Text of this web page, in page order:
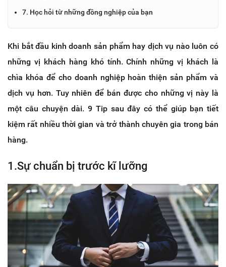
7. Học hỏi từ những đồng nghiệp của bạn
Khi bắt đầu kinh doanh sản phẩm hay dịch vụ nào luôn có
những vị khách hàng khó tính. Chính những vị khách là
chìa khóa để cho doanh nghiệp hoàn thiện sản phẩm và
dịch vụ hơn. Tuy nhiên để bán được cho những vị này là
một câu chuyện dài. 9 Tip sau đây có thể giúp bạn tiết
kiệm rất nhiều thời gian và trở thành chuyên gia trong bán
hàng.
1.Sự chuẩn bị trước kĩ lưỡng